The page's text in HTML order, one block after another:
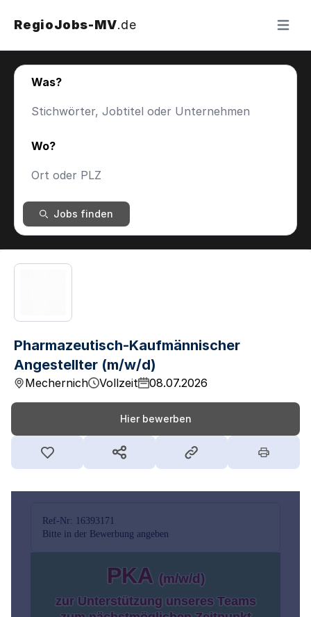
RegioJobs-MV.de Menü
Was?
Wo?
Jobs finden
Pharmazeutisch-Kaufmännischer
Angestellter (m/w/d)
Mechernich Vollzeit 08.07.2026
Hier bewerben